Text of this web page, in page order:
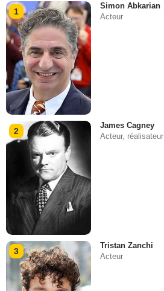
1
Simon Abkarian
Acteur
2
James Cagney
Acteur, réalisateur
3
Tristan Zanchi
Acteur